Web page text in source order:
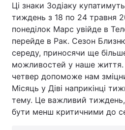
Головна
Україна
Економіка
Спорт
Ці знаки Зодіаку
тиждень з 18 по 24 травня
понеділок Марс увійде в
перейде в Рак. Сезон
середу, приносячи ще
можливостей у наше життя.
четвер допоможе нам
Місяць у Діві наприкінці
тему. Це важливий
бути менш критичними до